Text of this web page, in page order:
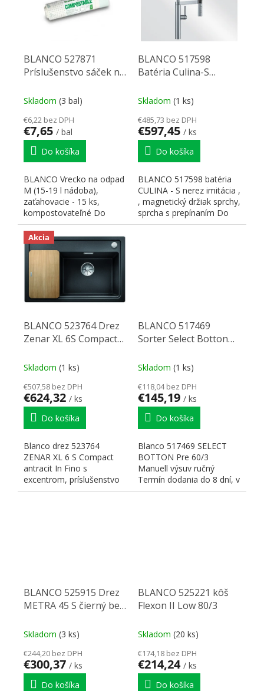
BLANCO 527871
Príslušenstvo sáček na
zatahovací 15ks
Skladom (3 bal)
€6,22 bez DPH
€7,65 / bal
Do košíka
BLANCO Vrecko na odpad
M (15-19 l nádoba),
zaťahovacie - 15 ks,
kompostovateľné Do
vypredania zásob
BLANCO 517598
Batéria Culina-S
Skladom (1 ks)
€485,73 bez DPH
€597,45 / ks
Do košíka
BLANCO 517598 batéria
CULINA - S nerez imitácia ,
, magnetický držiak sprchy,
sprcha s prepínaním Do
vypredania zásob
Akcia
BLANCO 523764 Drez
Zenar XL 6S Compact
Silgranit antracit
Skladom (1 ks)
€507,58 bez DPH
€624,32 / ks
Do košíka
Blanco drez 523764
ZENAR XL 6 S Compact
antracit In Fino s
excentrom, príslušenstvo
drevená krájacia doska
BLANCO 517469
Sorter Select Botton
ruční 3x13l
Skladom (1 ks)
€118,04 bez DPH
€145,19 / ks
Do košíka
Blanco 517469 SELECT
BOTTON Pre 60/3
Manuell výsuv ručný
Termín dodania do 8 dní, v
prípade, že je položka
BLANCO 525915 Drez
METRA 45 S čierný bez
PuraDur
Skladom (3 ks)
€244,20 bez DPH
€300,37 / ks
Do košíka
BLANCO 525221 kôš
Flexon II Low 80/3
Skladom (20 ks)
€174,18 bez DPH
€214,24 / ks
Do košíka